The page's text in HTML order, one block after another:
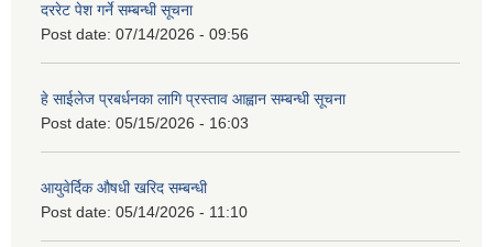
दररेट पेश गर्ने सम्बन्धी सूचना
Post date: 07/14/2026 - 09:56
हे साईलेज प्रबर्धनका लागि प्रस्ताव आह्वान सम्बन्धी सूचना
Post date: 05/15/2026 - 16:03
आयुवेर्दिक औषधी खरिद सम्बन्धी
Post date: 05/14/2026 - 11:10